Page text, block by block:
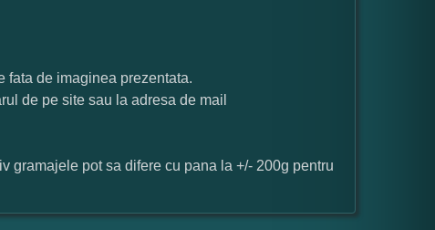
fata de imaginea prezentata.
de pe site sau la adresa de mail
gramajele pot sa difere cu pana la +/- 200g pentru